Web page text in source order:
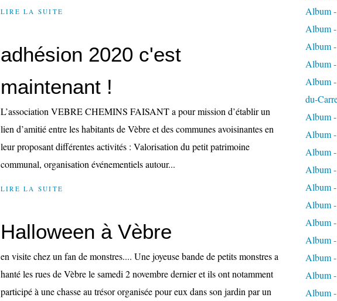
LIRE LA SUITE
adhésion 2020 c'est
maintenant !
L’association VEBRE CHEMINS FAISANT a pour mission d’établir un
lien d’amitié entre les habitants de Vèbre et des communes avoisinantes en
leur proposant différentes activités : Valorisation du petit patrimoine
communal, organisation événementiels autour...
LIRE LA SUITE
Halloween à Vèbre
en visite chez un fan de monstres.... Une joyeuse bande de petits monstres a
hanté les rues de Vèbre le samedi 2 novembre dernier et ils ont notamment
participé à une chasse au trésor organisée pour eux dans son jardin par un
Album
Album
Album
Album
Album
du-
Album
Album
Album
Album
Album
Album
Album
Album
Album
Album
Album